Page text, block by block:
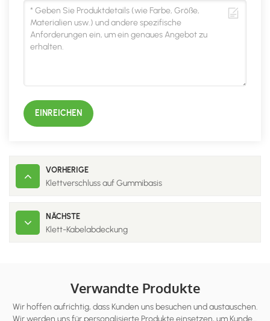
EINREICHEN
VORHERIGE
Klettverschluss auf Gummibasis
NÄCHSTE
Klett-Kabelabdeckung
Verwandte Produkte
Wir hoffen aufrichtig, dass Kunden uns besuchen und austauschen.